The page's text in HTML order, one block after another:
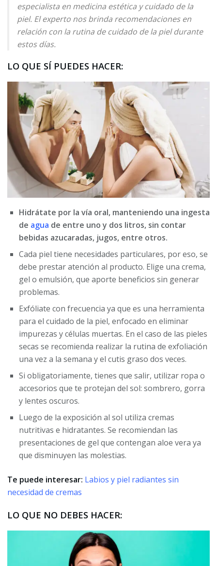
especialista en medicina estética y cuidado de la
piel. El experto nos brinda recomendaciones en
relación con la rutina de cuidado de la piel durante
estos días.
LO QUE SÍ PUEDES HACER:
Hidrátate por la vía oral, manteniendo una ingesta
de agua de entre uno y dos litros, sin contar
bebidas azucaradas, jugos, entre otros.
Cada piel tiene necesidades particulares, por eso, se
debe prestar atención al producto. Elige una crema,
gel o emulsión, que aporte beneficios sin generar
problemas.
Exfóliate con frecuencia ya que es una herramienta
para el cuidado de la piel, enfocado en eliminar
impurezas y células muertas. En el caso de las pieles
secas se recomienda realizar la rutina de exfoliación
una vez a la semana y el cutis graso dos veces.
Si obligatoriamente, tienes que salir, utilizar ropa o
accesorios que te protejan del sol: sombrero, gorra
y lentes oscuros.
Luego de la exposición al sol utiliza cremas
nutritivas e hidratantes. Se recomiendan las
presentaciones de gel que contengan aloe vera ya
que disminuyen las molestias.
Te puede interesar: Labios y piel radiantes sin
necesidad de cremas
LO QUE NO DEBES HACER: